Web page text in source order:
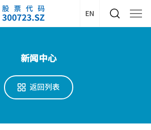
EN
新闻中心
返回列表